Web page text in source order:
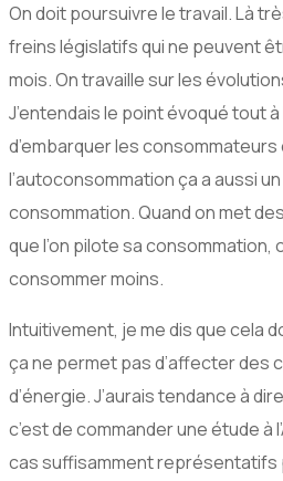
On doit poursuivre le travail. Là
freins législatifs qui ne peuvent
mois. On travaille sur les
J’entendais le point évoqué tout
d’embarquer les
l’autoconsommation ça a aussi
consommation. Quand on met
que l’on pilote sa consommation,
consommer moins.
Intuitivement, je me dis que cela
ça ne permet pas d’affecter des
d’énergie. J’aurais tendance à
c’est de commander une étude à
cas suffisamment représentatifs